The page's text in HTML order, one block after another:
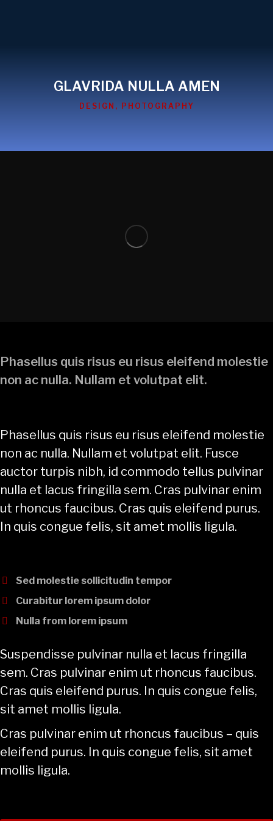
GLAVRIDA NULLA AMEN
DESIGN , PHOTOGRAPHY
Phasellus quis risus eu risus eleifend molestie
non ac nulla. Nullam et volutpat elit.
Phasellus quis risus eu risus eleifend molestie
non ac nulla. Nullam et volutpat elit. Fusce
auctor turpis nibh, id commodo tellus pulvinar
nulla et lacus fringilla sem. Cras pulvinar enim
ut rhoncus faucibus. Cras quis eleifend purus.
In quis congue felis, sit amet mollis ligula.
Sed molestie sollicitudin tempor
Curabitur lorem ipsum dolor
Nulla from lorem ipsum
Suspendisse pulvinar nulla et lacus fringilla
sem. Cras pulvinar enim ut rhoncus faucibus.
Cras quis eleifend purus. In quis congue felis,
sit amet mollis ligula.
Cras pulvinar enim ut rhoncus faucibus – quis
eleifend purus. In quis congue felis, sit amet
mollis ligula.